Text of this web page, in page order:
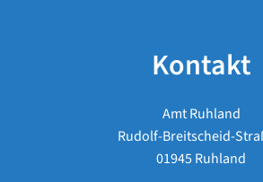
Kontakt
Amt Ruhland
Rudolf-Breitscheid-
01945 Ruhland